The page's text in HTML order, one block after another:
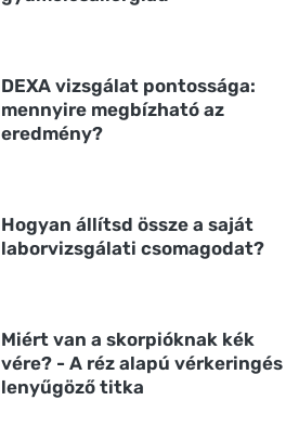
DEXA vizsgálat pontossága:
mennyire megbízható az
eredmény?
Hogyan állítsd össze a saját
laborvizsgálati csomagodat?
Miért van a skorpióknak kék
vére? - A réz alapú vérkeringés
lenyűgöző titka